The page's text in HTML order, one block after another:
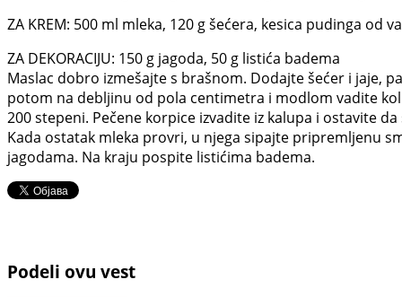
ZA KREM: 500 ml mleka, 120 g šećera, kesica pudinga od
ZA DEKORACIJU: 150 g jagoda, 50 g listića badema
Maslac dobro izmešajte s brašnom. Dodajte šećer i jaje,
potom na debljinu od pola centimetra i modlom vadite
200 stepeni. Pečene korpice izvadite iz kalupa i ostavite
Kada ostatak mleka provri, u njega sipajte pripremljenu
jagodama. Na kraju pospite listićima badema.
Podeli ovu vest